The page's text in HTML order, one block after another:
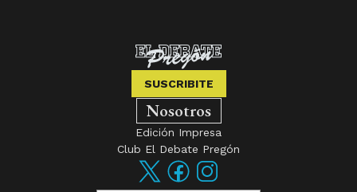
SUSCRIBITE
Nosotros
Edición Impresa
Club El Debate Pregón